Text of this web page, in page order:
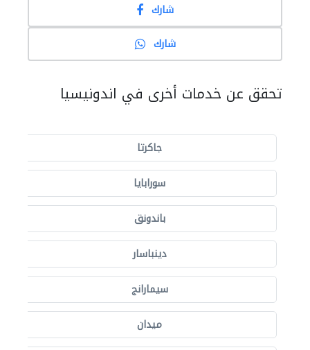
شارك
شارك
تحقق عن خدمات أخرى في اندونيسيا
جاكرتا
سورابايا
باندونق
دينباسار
سيمارانج
ميدان